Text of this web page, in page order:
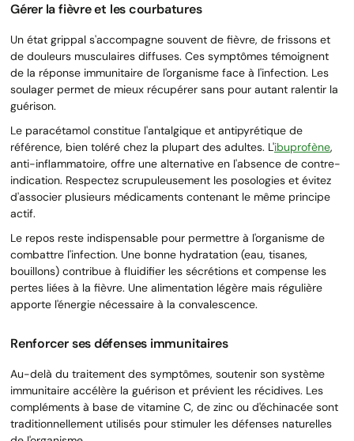
Gérer la fièvre et les courbatures
Un état grippal s'accompagne souvent de fièvre, de frissons et
de douleurs musculaires diffuses. Ces symptômes témoignent
de la réponse immunitaire de l'organisme face à l'infection. Les
soulager permet de mieux récupérer sans pour autant ralentir la
guérison.
Le paracétamol constitue l'antalgique et antipyrétique de
référence, bien toléré chez la plupart des adultes. L'ibuprofène,
anti-inflammatoire, offre une alternative en l'absence de contre-
indication. Respectez scrupuleusement les posologies et évitez
d'associer plusieurs médicaments contenant le même principe
actif.
Le repos reste indispensable pour permettre à l'organisme de
combattre l'infection. Une bonne hydratation (eau, tisanes,
bouillons) contribue à fluidifier les sécrétions et compense les
pertes liées à la fièvre. Une alimentation légère mais régulière
apporte l'énergie nécessaire à la convalescence.
Renforcer ses défenses immunitaires
Au-delà du traitement des symptômes, soutenir son système
immunitaire accélère la guérison et prévient les récidives. Les
compléments à base de vitamine C, de zinc ou d'échinacée sont
traditionnellement utilisés pour stimuler les défenses naturelles